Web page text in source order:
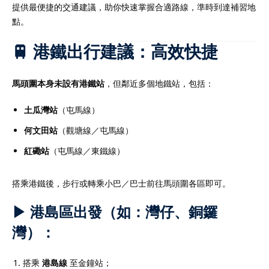
提供最便捷的交通建議，助你快速掌握合適路線，準時到達補習地
點。
🚆 港鐵出行建議：高效快捷
馬頭圍本身未設有港鐵站，但鄰近多個地鐵站，包括：
土瓜灣站（屯馬線）
何文田站（觀塘線／屯馬線）
紅磡站（屯馬線／東鐵線）
搭乘港鐵後，步行或轉乘小巴／巴士前往馬頭圍各區即可。
▶ 港島區出發（如：灣仔、銅鑼
灣）：
搭乘 港島線 至金鐘站；